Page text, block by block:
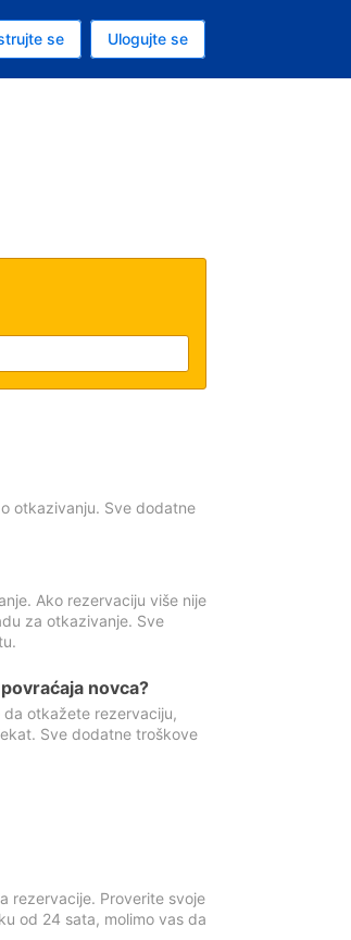
se Ulogujte se
otkazivanju. Sve dodatne
Ako rezervaciju više nije
za otkazivanje. Sve
novca?
otkažete rezervaciju,
Sve dodatne troškove
rezervacije. Proverite svoje
od 24 sata, molimo vas da